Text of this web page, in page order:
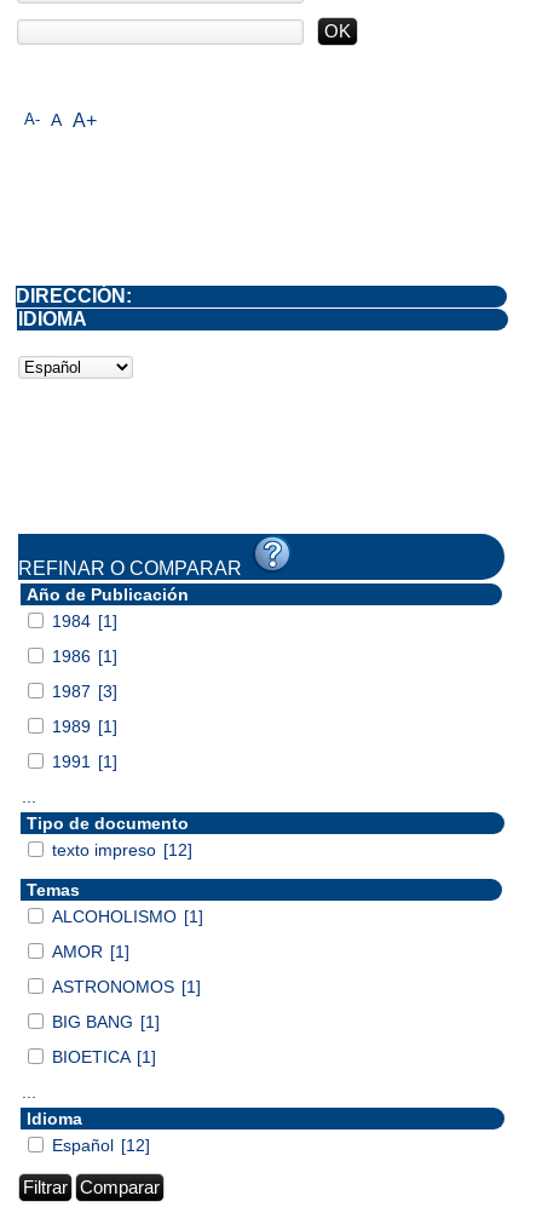
A- A A+
DIRECCIÓN:
IDIOMA
REFINAR O COMPARAR
Año de Publicación
1984 [1]
1986 [1]
1987 [3]
1989 [1]
1991
[1]
Tipo de documento
texto impreso [12]
Temas
ALCOHOLISMO [1]
AMOR [1]
ASTRONOMOS [1]
BIG BANG [1]
BIOETICA [1]
Idioma
Español [12]